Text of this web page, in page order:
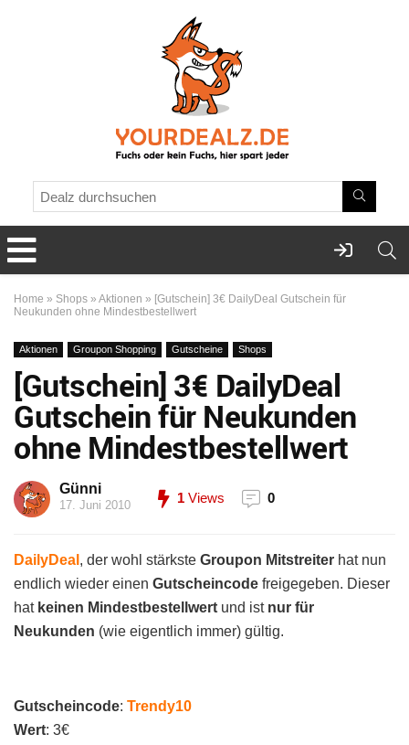
Home » Shops » Aktionen » [Gutschein] 3€ DailyDeal Gutschein für
Neukunden ohne Mindestbestellwert
Aktionen Groupon Shopping Gutscheine Shops
[Gutschein] 3€ DailyDeal
Gutschein für Neukunden
ohne Mindestbestellwert
Günni
17. Juni 2010 1 Views 0
DailyDeal , der wohl stärkste Groupon Mitstreiter hat nun
endlich wieder einen Gutscheincode freigegeben. Dieser
hat keinen Mindestbestellwert und ist nur für
Neukunden (wie eigentlich immer) gültig.
Gutscheincode: Trendy10
Wert: 3€